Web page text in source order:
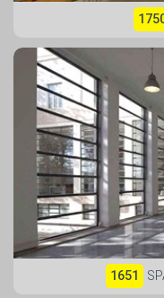
1651